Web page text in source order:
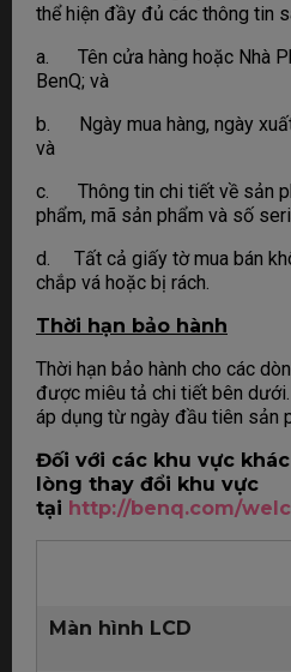
thể hiện đầy đủ các thông tin
a. Tên cửa hàng hoặc Nhà
BenQ; và
b. Ngày mua hàng, ngày
và
c. Thông tin chi tiết về sản
phẩm, mã sản phẩm và số
d. Tất cả giấy tờ mua bán
chắp vá hoặc bị rách.
Thời hạn bảo hành
Thời hạn bảo hành cho các
được miêu tả chi tiết bên
áp dụng từ ngày đầu tiên sản
Đối với các khu vực
lòng thay đổi khu vực
tại http://benq.com/
Màn hình LCD